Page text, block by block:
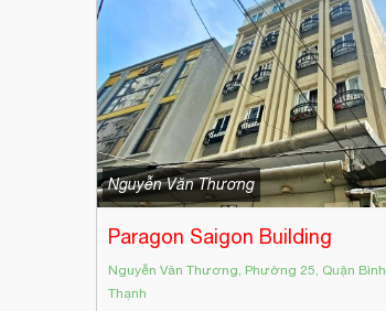
Nguyễn Văn Thương
Paragon Saigon Building
Nguyễn Văn Thương, Phường 25, Quận Bình
Thạnh